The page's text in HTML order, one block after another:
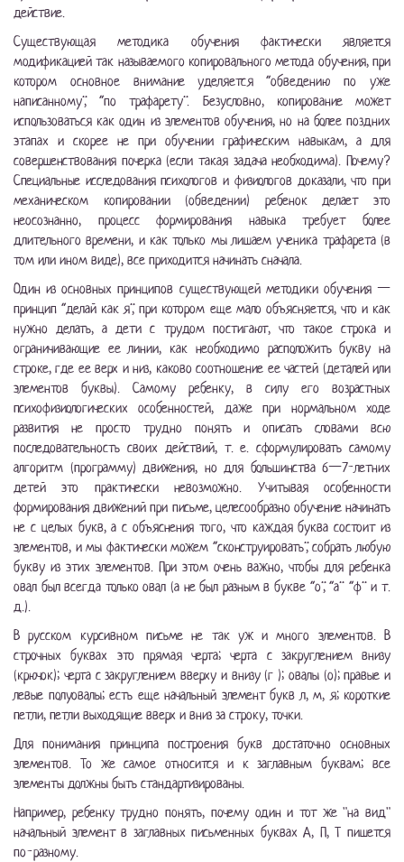
действие.
Существующая методика обучения фактически является
модификацией так называемого копировального метода обучения, при
котором основное внимание уделяется “обведению по уже
написанному”, “по трафарету”. Безусловно, копирование может
использоваться как один из элементов обучения, но на более поздних
этапах и скорее не при обучении графическим навыкам, а для
совершенствования почерка (если такая задача необходима). Почему?
Специальные исследования психологов и физиологов доказали, что при
механическом копировании (обведении) ребенок делает это
неосознанно, процесс формирования навыка требует более
длительного времени, и как только мы лишаем ученика трафарета (в
том или ином виде), все приходится начинать сначала.
Один из основных принципов существующей методики обучения —
принцип “делай как я”, при котором еще мало объясняется, что и как
нужно делать, а дети с трудом постигают, что такое строка и
ограничивающие ее линии, как необходимо расположить букву на
строке, где ее верх и низ, каково соотношение ее частей (деталей или
элементов буквы). Самому ребенку, в силу его возрастных
психофизиологических особенностей, даже при нормальном ходе
развития не просто трудно понять и описать словами всю
последовательность своих действий, т. е. сформулировать самому
алгоритм (программу) движения, но для большинства 6—7-летних
детей это практически невозможно. Учитывая особенности
формирования движений при письме, целесообразно обучение начинать
не с целых букв, а с объяснения того, что каждая буква состоит из
элементов, и мы фактически можем “сконструировать”, собрать любую
букву из этих элементов. При этом очень важно, чтобы для ребенка
овал был всегда только овал (а не был разным в букве “о”, “а” “ф” и т.
д.).
В русском курсивном письме не так уж и много элементов. В
строчных буквах это прямая черта; черта с закруглением внизу
(крючок); черта с закруглением вверху и внизу (г ); овалы (о); правые и
левые полуовалы; есть еще начальный элемент букв л, м, я; короткие
петли, петли выходящие вверх и вниз за строку, точки.
Для понимания принципа построения букв достаточно основных
элементов. То же самое относится и к заглавным буквам; все
элементы должны быть стандартизированы.
Например, ребенку трудно понять, почему один и тот же "на вид"
начальный элемент в заглавных письменных буквах А, П, Т пишется
по-разному.